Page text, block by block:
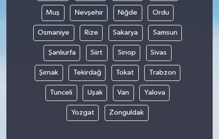
Muş Nevşehir Niğde Ordu
Osmaniye Rize Sakarya Samsun
Şanlıurfa Siirt Sinop Sivas
Şırnak Tekirdağ Tokat Trabzon
Tunceli Uşak Van Yalova
Yozgat Zonguldak